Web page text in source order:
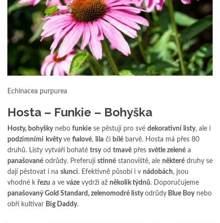
Echinacea purpurea
Hosta – Funkie – Bohyška
Hosty, bohyškynebo funkie se pěstují pro své dekorativní listy, ale i
podzimními květyve fialové, lila či bílé barvě. Hosta má přes 80
druhů. Listy vytváří bohaté trsyod tmavě přes světle zelené a
panašované odrůdy. Preferují stinné stanoviště, ale některé druhy se
dají pěstovat i na slunci. Efektivně působí i v nádobách, jsou
vhodné k řezu a ve váze vydrží až několik týdnů. Doporučujeme
panašovaný Gold Standard, zelenomodré listyodrůdy Blue Boynebo
obří kultivar Big Daddy.